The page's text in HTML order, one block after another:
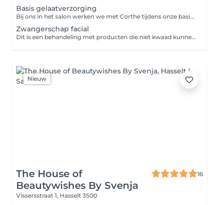
Basis gelaatverzorging
Bij ons in het salon werken we met Corthe tijdens onze basis gelaatsverzorgingen. Dit dermatologisch geïnspireerde skincaremerk richt zich op het herstellen en versterken van de huidbarrière de sleutel tot een gezonde, stralende huid. De producten van Corthe zijn zacht, maar zeer doeltreffend en helpen de huid te hydrateren, te kalmeren en in balans te brengen. Ideaal voor elk huidtype, zelfs de gevoelige huid, en perfect als basis behandeling. In deze behandeling gaan we de huid reinigen en verzorgen. Deze behandeling is voor alle huidtypes. Wil je meer op huidverbetering gaan werken kies dan eerder voor een ISOV behandeling.
Zwangerschap facial
Dit is een behandeling met producten die niet kwaad kunnen voor de zwangerschap
Nieuw
The House of
Beautywishes By Svenja
16
Vissersstraat 1, Hasselt 3500